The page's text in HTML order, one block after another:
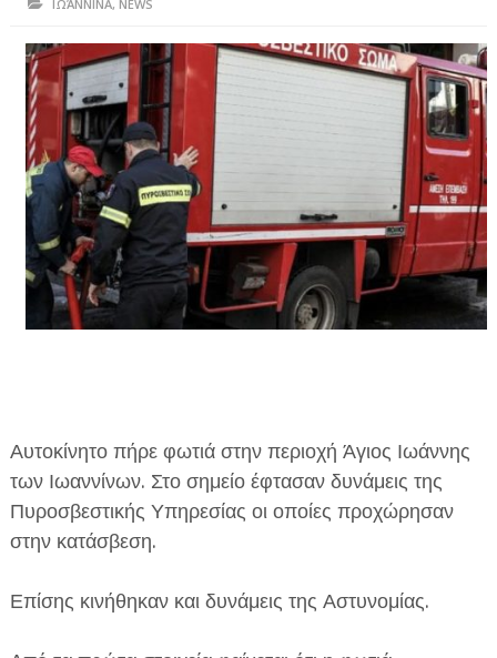
ΗΠΕΙΡΟΣ
ΠΡΕΒΕΖΑ
ΑΡΤΑ
ΙΩΑΝΝΙΝΑ
ΘΕΣΠΡΩΤΙΑ
ΙΟΝΙΑ ΝΗΣΙΑ
ΚΑΙ ΕΛΛΑΔΑ
ΥΓΕΙΑ-ΟΜΟΡΦΙΑ
ΤΕΧΝΟΛΟΓΙΑ
ΔΙΕΘΝΗ
ΙΩΆΝΝΙΝΑ, NEWS
Αυτοκίνητο πήρε φωτιά στην περιοχή Άγιος Ιωάννης
των Ιωαννίνων. Στο σημείο έφτασαν δυνάμεις της
Πυροσβεστικής Υπηρεσίας οι οποίες προχώρησαν
στην κατάσβεση.
Επίσης κινήθηκαν και δυνάμεις της Αστυνομίας.